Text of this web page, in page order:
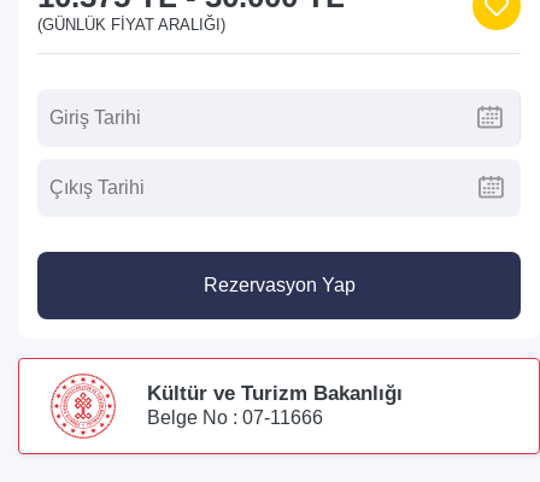
(GÜNLÜK FIYAT ARALIĞI)
Rezervasyon Yap
Kültür ve Turizm Bakanlığı
Belge No : 07-11666